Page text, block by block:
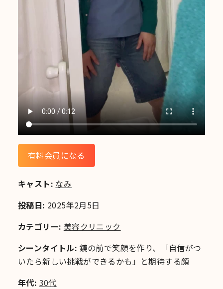
有料会員になる
キャスト: なみ
投稿日: 2025年2月5日
カテゴリー: 美容クリニック
シーンタイトル: 鏡の前で笑顔を作り、「自信がつ
いたら新しい挑戦ができるかも」と期待する顔
年代: 30代